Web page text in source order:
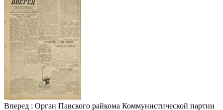
Вперед : Орган Павского райкома Коммунистической партии